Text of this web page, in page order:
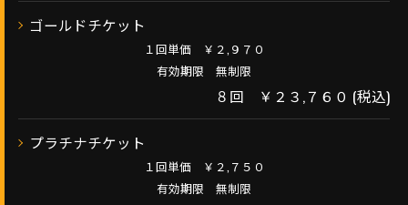
ゴールドチケット
１回単価 ￥２,９７０
有効期限 無制限
８回 ￥２３,７６０ (税込)
プラチナチケット
１回単価 ￥２,７５０
有効期限 無制限